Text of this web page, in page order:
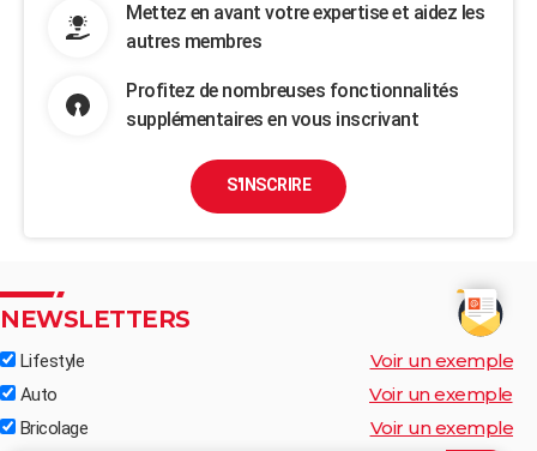
Mettez en avant votre expertise et aidez les
autres membres
Profitez de nombreuses fonctionnalités
supplémentaires en vous inscrivant
S'INSCRIRE
NEWSLETTERS
Lifestyle Voir un exemple
Auto Voir un exemple
Bricolage Voir un exemple